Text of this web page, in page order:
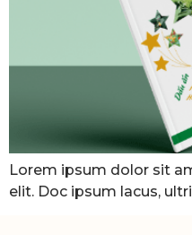
Lorem ipsum dolor sit
elit. Doc ipsum lacus,